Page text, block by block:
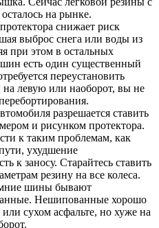
на рынке.
снижает риск
выброс снега или воды из
при этом в остальных
есть один существенный
переустановить
на левую или наоборот, вы не
разрешается ставить
и рисунком протектора.
к таким проблемам, как
ухудшение
к заносу. Старайтесь ставить
резину на все колеса.
шины бывают
Нешипованные хорошо
сухом асфальте, но хуже на